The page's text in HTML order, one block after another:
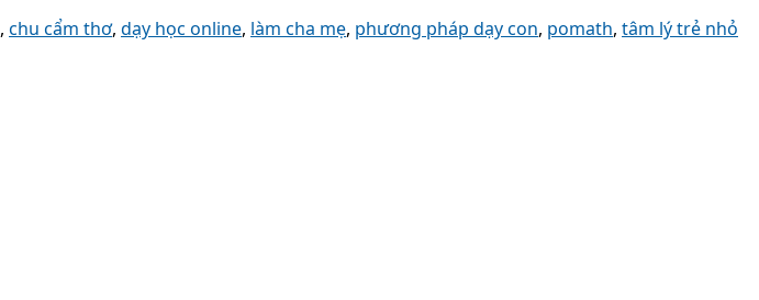
, chu cẩm thơ, dạy học online, làm cha mẹ, phương pháp dạy con, pomath, tâm lý trẻ nhỏ